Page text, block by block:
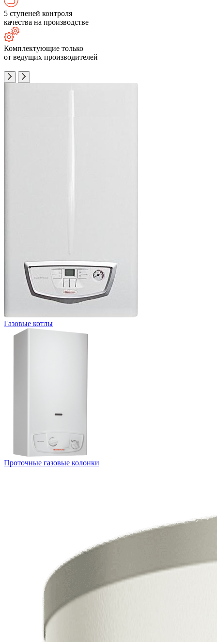
5 ступеней контроля
качества на производстве
Комплектующие только
от ведущих производителей
Газовые котлы
Проточные газовые колонки